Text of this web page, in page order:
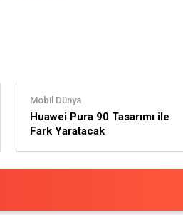
Mobil Dünya
Huawei Pura 90 Tasarımı ile
Fark Yaratacak